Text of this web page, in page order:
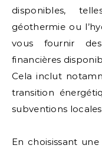
disponibles,
géothermie ou
vous fournir
financières
Cela inclut
transition
subventions
En choisissant